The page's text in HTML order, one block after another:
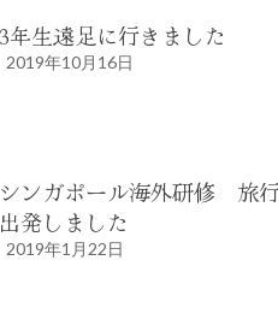
3年生遠足に行きました
2019年10月16日
シンガポール海外研修 旅
出発しました
2019年1月22日